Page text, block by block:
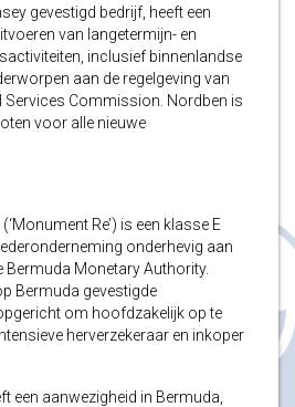
gevestigd bedrijf, heeft een
van langetermijn- en
inclusief binnenlandse
aan de regelgeving van
Services Commission. Nordben is
voor alle nieuwe
Re’) is een klasse E
onderhevig aan
Monetary Authority.
Bermuda gevestigde
om hoofdzakelijk op te
herverzekeraar en inkoper
een aanwezigheid in Bermuda,